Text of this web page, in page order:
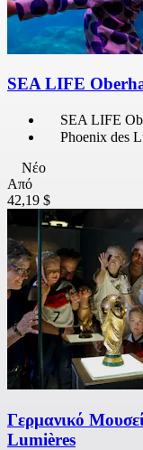
SEA LIFE
SEA LIFE
Phoenix des
Νέο
Από
42,19 $
Γερμανικό
Lumières